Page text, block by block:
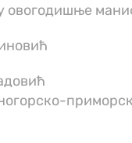
овогодишње